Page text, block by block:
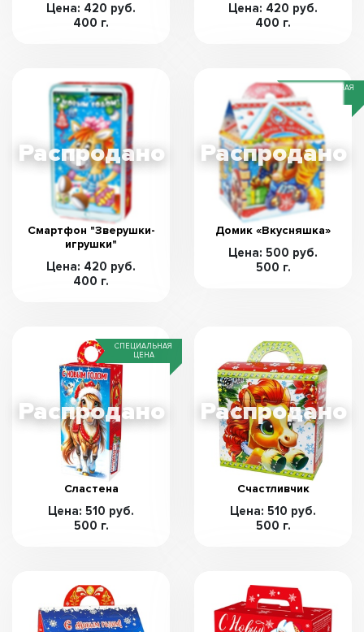
Цена: 420 руб.
400 г.
Цена: 420 руб.
400 г.
Смартфон "Зверушки-
игрушки"
Цена: 420 руб.
400 г.
СПЕЦИАЛЬНАЯ
Домик «Вкусняшка»
Цена: 500 руб.
500 г.
СПЕЦИАЛЬНАЯ
ЦЕНА
Сластена
Цена: 510 руб.
500 г.
Счастливчик
Цена: 510 руб.
500 г.